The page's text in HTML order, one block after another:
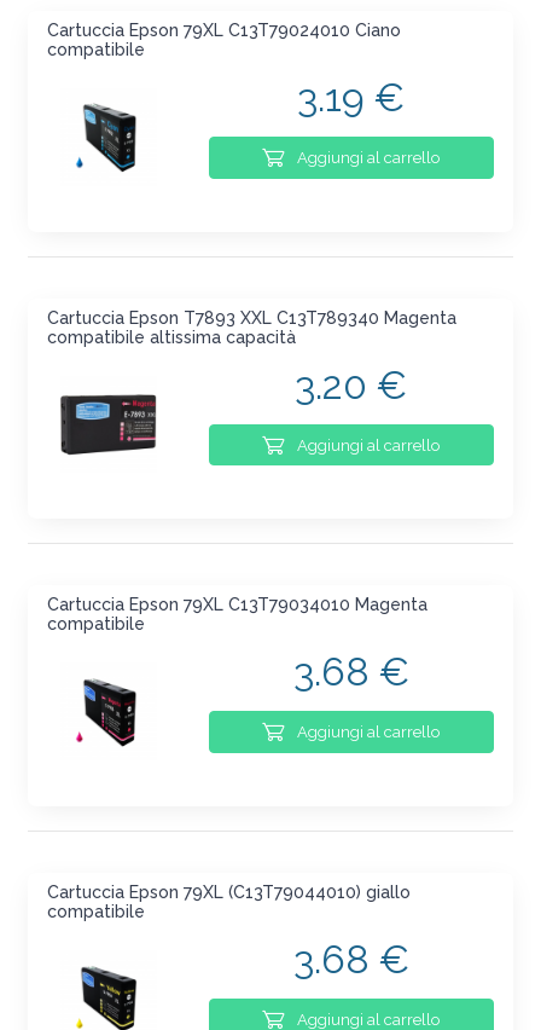
Cartuccia Epson 79XL C13T79024010 Ciano
compatibile
3.19 €
Aggiungi al carrello
Cartuccia Epson T7893 XXL C13T789340 Magenta
compatibile altissima capacità
3.20 €
Aggiungi al carrello
Cartuccia Epson 79XL C13T79034010 Magenta
compatibile
3.68 €
Aggiungi al carrello
Cartuccia Epson 79XL (C13T79044010) giallo
compatibile
3.68 €
Aggiungi al carrello